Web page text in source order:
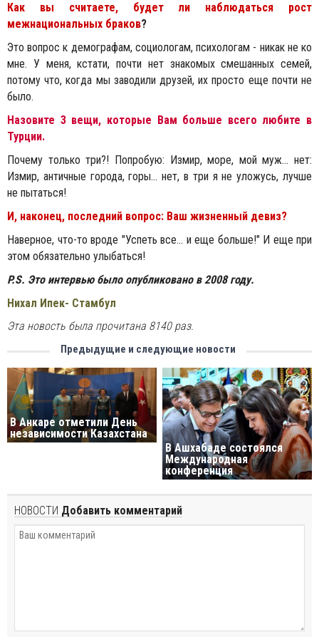
Как вы считаете, будет ли наблюдаться рост
межнациональных браков?
Это вопрос к демографам, социологам, психологам - никак не ко
мне. У меня, кстати, почти нет знакомых смешанных семей,
потому что, когда мы заводили друзей, их просто еще почти не
было.
Назовите 3 вещи, которые Вам больше всего любите в
Турции.
Почему только три?! Попробую: Измир, море, мой муж... нет:
Измир, античные города, горы... нет, в три я не уложусь, лучше
не пытаться!
И, наконец, последний вопрос: Ваш жизненный девиз?
Наверное, что-то вроде "Успеть все... и еще больше!" И еще при
этом обязательно улыбаться!
P.S. Это интервью было опубликовано в 2008 году.
Нихал Ипек- Стамбул
Эта новость была прочитана 8140 раз.
Предыдущие и следующие новости
В Анкаре отметили День
независимости Казахстана
В Ашхабаде состоялся
Международная
конференция
НОВОСТИ Добавить комментарий